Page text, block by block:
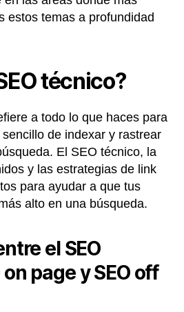
estos temas a profundidad
técnico?
a todo lo que haces para
de indexar y rastrear
El SEO técnico, la
y las estrategias de link
para ayudar a que tus
alto en una búsqueda.
el SEO
page y SEO off